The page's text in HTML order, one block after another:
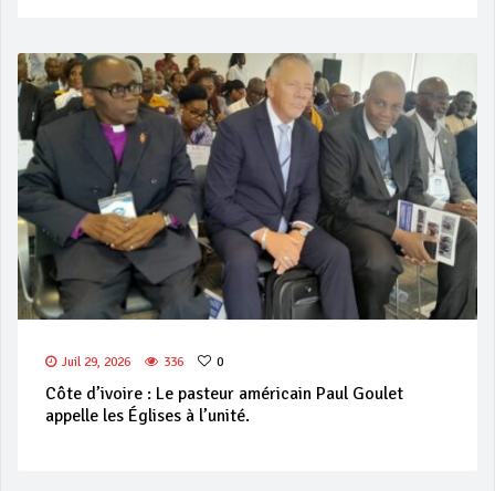
Juil 29, 2026 336 0
Côte d’ivoire : Le pasteur américain Paul Goulet
appelle les Églises à l’unité.